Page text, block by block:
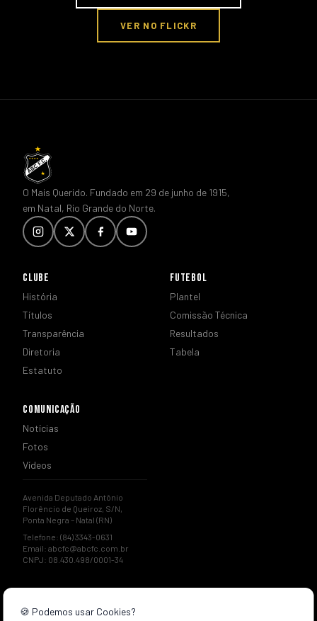
VER NO FLICKR
O Mais Querido. Fundado em 29 de junho de 1915,
em Natal, Rio Grande do Norte.
CLUBE
História
Títulos
Transparência
Diretoria
Estatuto
FUTEBOL
Plantel
Comissão Técnica
Resultados
Tabela
COMUNICAÇÃO
Notícias
Fotos
Vídeos
Avenida Deputado Antônio
Florêncio de Queiroz, S/N,
Ponta Negra – Natal (RN)
Telefone: (84) 3343-0631
Email: abcfc@abcfc.com.br
CNPJ: 08.430.498/0001-34
🍪 Podemos usar Cookies?